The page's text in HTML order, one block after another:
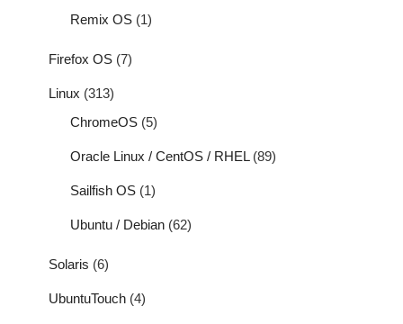
Remix OS (1)
Firefox OS (7)
Linux (313)
ChromeOS (5)
Oracle Linux / CentOS / RHEL(89)
Sailfish OS (1)
Ubuntu / Debian (62)
Solaris (6)
UbuntuTouch (4)